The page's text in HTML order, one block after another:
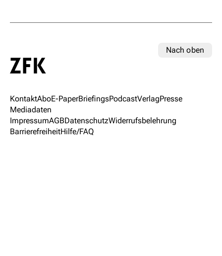
Nach oben
KontaktAboE-PaperBriefingsPodcastVerlagPresse
Mediadaten
ImpressumAGBDatenschutzWiderrufsbelehrung
BarrierefreiheitHilfe/FAQ